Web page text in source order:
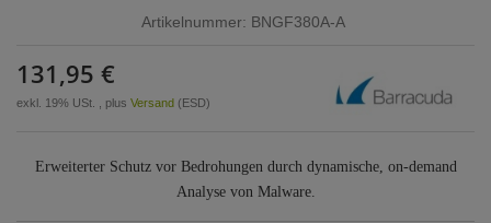
Artikelnummer: BNGF380A-A
131,95 €
exkl. 19% USt. , plus Versand (ESD)
Erweiterter Schutz vor Bedrohungen durch dynamische, on-demand
Analyse von Malware.